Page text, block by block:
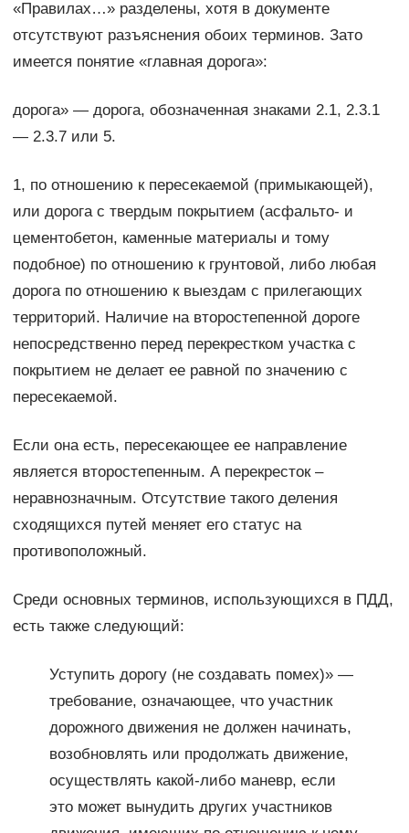
«Правилах…» разделены, хотя в документе
отсутствуют разъяснения обоих терминов. Зато
имеется понятие «главная дорога»:
дорога» — дорога, обозначенная знаками 2.1, 2.3.1
— 2.3.7 или 5.
1, по отношению к пересекаемой (примыкающей),
или дорога с твердым покрытием (асфальто- и
цементобетон, каменные материалы и тому
подобное) по отношению к грунтовой, либо любая
дорога по отношению к выездам с прилегающих
территорий. Наличие на второстепенной дороге
непосредственно перед перекрестком участка с
покрытием не делает ее равной по значению с
пересекаемой.
Если она есть, пересекающее ее направление
является второстепенным. А перекресток –
неравнозначным. Отсутствие такого деления
сходящихся путей меняет его статус на
противоположный.
Среди основных терминов, использующихся в ПДД,
есть также следующий:
Уступить дорогу (не создавать помех)» —
требование, означающее, что участник
дорожного движения не должен начинать,
возобновлять или продолжать движение,
осуществлять какой-либо маневр, если
это может вынудить других участников